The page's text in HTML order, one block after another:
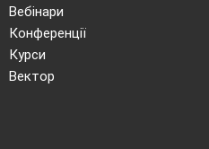
Вебінари
Конференції
Курси
Вектор